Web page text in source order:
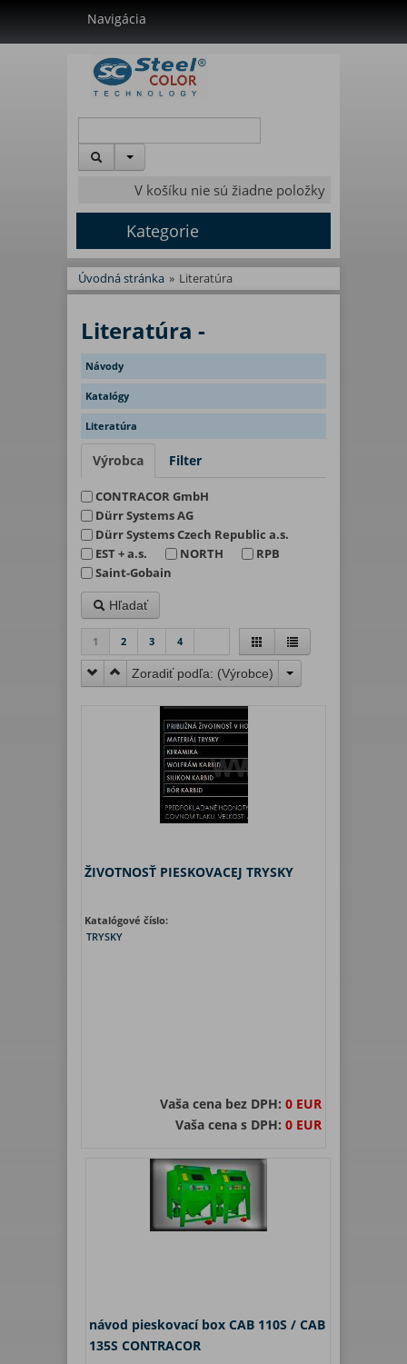
Navigácia
V košíku nie sú žiadne položky
Kategorie
Úvodná stránka » Literatúra
Literatúra -
Návody
Katalógy
Literatúra
Výrobca Filter
CONTRACOR GmbH
Dürr Systems AG
Dürr Systems Czech Republic a.s.
EST + a.s.
NORTH
RPB
Saint-Gobain
Hľadať
1 2 3 4
Zoradiť podľa: (Výrobce)
ŽIVOTNOSŤ PIESKOVACEJ TRYSKY
Katalógové číslo:
TRYSKY
Vaša cena bez DPH: 0 EUR
Vaša cena s DPH: 0 EUR
návod pieskovací box CAB 110S / CAB
135S CONTRACOR